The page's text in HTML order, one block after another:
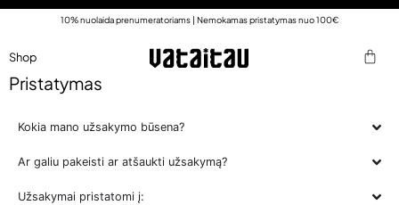
10% nuolaida prenumeratoriams | Nemokamas pristatymas nuo 100€
Shop
Pristatymas
Kokia mano užsakymo būsena?
Ar galiu pakeisti ar atšaukti užsakymą?
Užsakymai pristatomi į: